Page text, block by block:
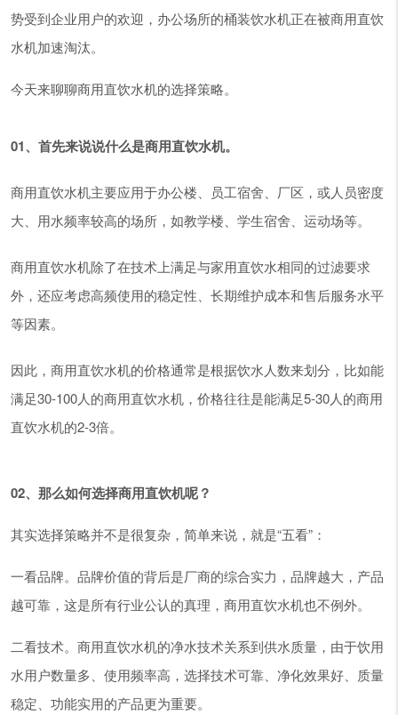
势受到企业用户的欢迎，办公场所的桶装饮水机正在被商用直饮
水机加速淘汰。
今天来聊聊商用直饮水机的选择策略。
01、首先来说说什么是商用直饮水机。
商用直饮水机主要应用于办公楼、员工宿舍、厂区，或人员密度
大、用水频率较高的场所，如教学楼、学生宿舍、运动场等。
商用直饮水机除了在技术上满足与家用直饮水相同的过滤要求
外，还应考虑高频使用的稳定性、长期维护成本和售后服务水平
等因素。
因此，商用直饮水机的价格通常是根据饮水人数来划分，比如能
满足30-100人的商用直饮水机，价格往往是能满足5-30人的商用
直饮水机的2-3倍。
02、那么如何选择商用直饮机呢？
其实选择策略并不是很复杂，简单来说，就是“五看”：
一看品牌。品牌价值的背后是厂商的综合实力，品牌越大，产品
越可靠，这是所有行业公认的真理，商用直饮水机也不例外。
二看技术。商用直饮水机的净水技术关系到供水质量，由于饮用
水用户数量多、使用频率高，选择技术可靠、净化效果好、质量
稳定、功能实用的产品更为重要。